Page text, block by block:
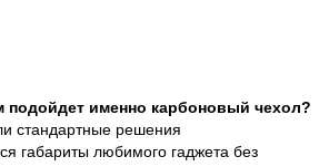
подойдет именно карбоновый чехол?
стандартные решения
габариты любимого гаджета без